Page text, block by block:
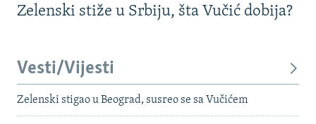
Zelenski stiže u Srbiju, šta Vučić dobija?
Vesti/Vijesti
Zelenski stigao u Beograd, susreo se sa Vučićem